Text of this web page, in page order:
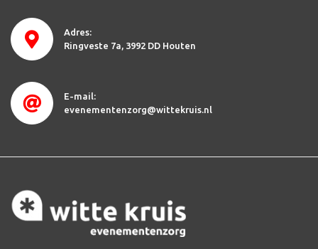
Adres:
Ringveste 7a 3992 DD Houten
E-mail:
evenementenzorg@wittekruis.nl